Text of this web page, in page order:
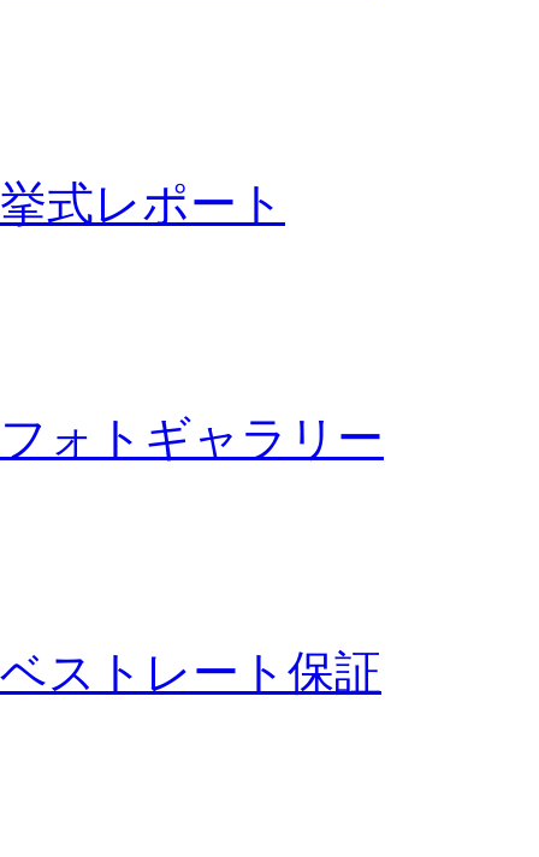
挙式レポート
フォトギャラリー
ベストレート保証